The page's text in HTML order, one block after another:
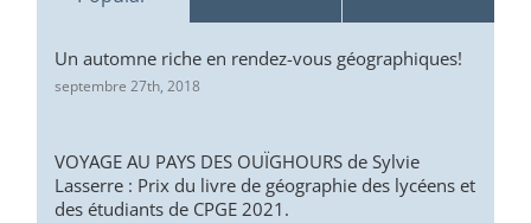
Un automne riche en rendez-vous géographiques!
septembre 27th, 2018
VOYAGE AU PAYS DES OUÏGHOURS de Sylvie
Lasserre : Prix du livre de géographie des lycéens et
des étudiants de CPGE 2021.